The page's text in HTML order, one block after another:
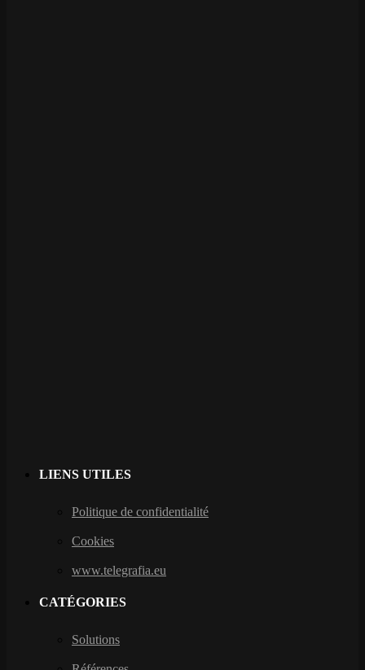
LIENS UTILES
Politique de confidentialité
Cookies
www.telegrafia.eu
CATÉGORIES
Solutions